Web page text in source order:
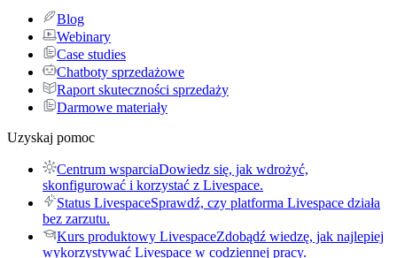
Blog
Webinary
Case studies
Chatboty sprzedażowe
Raport skuteczności sprzedaży
Darmowe materiały
Uzyskaj pomoc
Centrum wsparciaDowiedz się, jak wdrożyć,
skonfigurować i korzystać z Livespace.
Status LivespaceSprawdź, czy platforma Livespace działa
bez zarzutu.
Kurs produktowy LivespaceZdobądź wiedzę, jak najlepiej
wykorzystywać Livespace w codziennej pracy.